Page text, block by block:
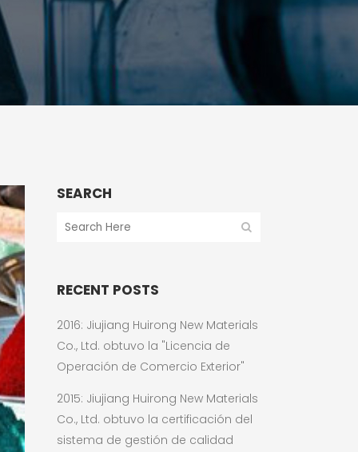
SEARCH
RECENT POSTS
2016: Jiujiang Huirong New Materials
Co., Ltd. obtuvo la "Licencia de
Operación de Comercio Exterior"
2015: Jiujiang Huirong New Materials
Co., Ltd. obtuvo la certificación del
sistema de gestión de calidad